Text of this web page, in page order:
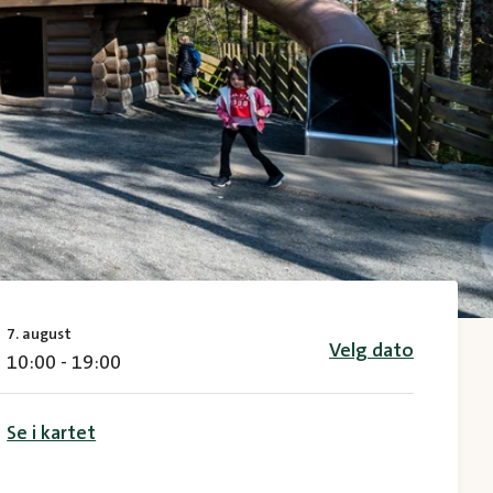
7. august
10:00 - 19:00
Velg dato
Se i kartet